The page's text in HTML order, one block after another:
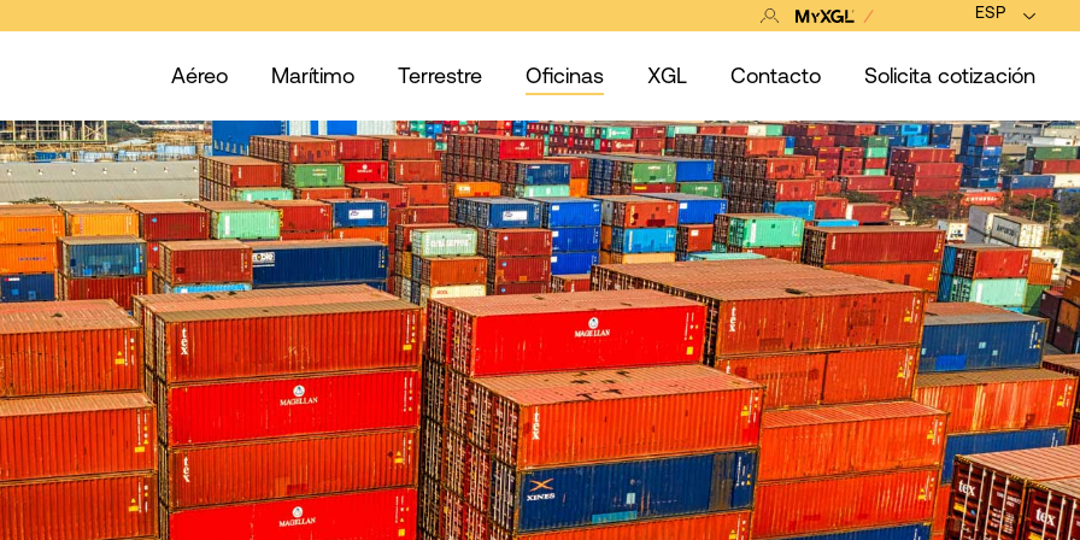
ESP
Aéreo Marítimo Terrestre Oficinas XGL Contacto Solicita cotización